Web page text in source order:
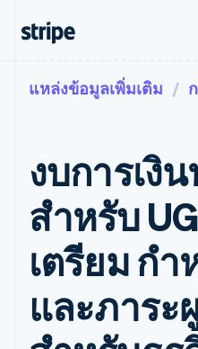
การชำระเงิน
ออนไลน์
Payment links
การชำระเงิน
แบบไม่ต้อง
เขียนโค้ด
Checkout
UI การชำระ
Elements
องค์ประกอบ UI
ที่ยืดหยุ่น
รายรับ
รายรั
แบบแ
หน้า
การเรี
ใช้งา
การช
ตาม
การช
ตามร
ครั้ง
ตามขั้น
ตามกรณีใช้
การค้าแบบ
อีคอมเมิร์ซ
บริการทาง
รวมในตัว
การทำงาน
เอกสารประ
ไลบรารีแล
Stripe Apps
คู่มือ
รับการชำร
ติดตั้งใช้งา
สำเร็จรูป
สร้างแพลต
เรียนรู้
คู่มือ
การสนับสนุ
รับการสนั
แพ็กเกจกา
รับการจัดก
บริการเฉพ
แหล่งข้อมูลเพิ่มเติม
งบการเงิ
สำหรับ
เตรียม กำ
และภาระ